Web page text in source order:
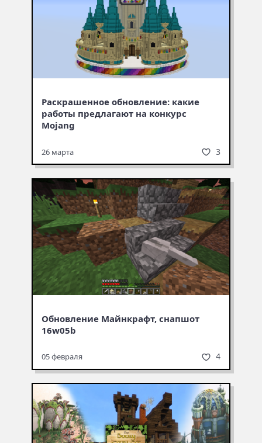
Раскрашенное обновление: какие
работы предлагают на конкурс
Mojang
26 марта 3
Обновление Майнкрафт, снапшот
16w05b
05 февраля 4